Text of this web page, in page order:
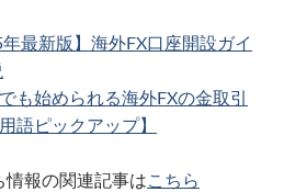
年最新版】海外FX口座開設ガイ
も始められる海外FXの金取引
語ピックアップ】
情報の関連記事はこちら